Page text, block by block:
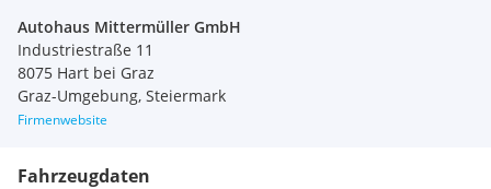
Autohaus Mittermüller GmbH
Industriestraße 11
8075 Hart bei Graz
Graz-Umgebung, Steiermark
Firmenwebsite
Fahrzeugdaten